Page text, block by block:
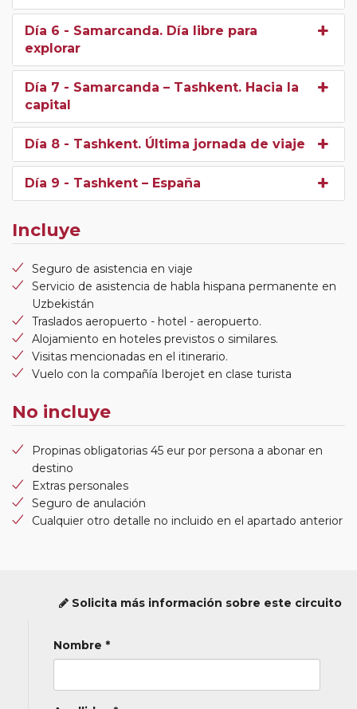
Día 6 - Samarcanda. Día libre para
explorar
Día 7 - Samarcanda – Tashkent. Hacia la
capital
Día 8 - Tashkent. Última jornada de viaje
Día 9 - Tashkent – España
Incluye
Seguro de asistencia en viaje
Servicio de asistencia de habla hispana permanente en
Uzbekistán
Traslados aeropuerto - hotel - aeropuerto.
Alojamiento en hoteles previstos o similares.
Visitas mencionadas en el itinerario.
Vuelo con la compañía Iberojet en clase turista
No incluye
Propinas obligatorias 45 eur por persona a abonar en
destino
Extras personales
Seguro de anulación
Cualquier otro detalle no incluido en el apartado anterior
Solicita más información sobre este circuito
Nombre *